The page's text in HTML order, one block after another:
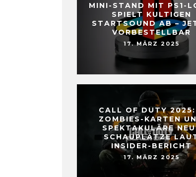
MINI-STAND MIT PS1-
SPIELT KULTIGEN
STARTSOUND AB –
VORBESTELLBAR
17. MÄRZ 2025
CALL OF DUTY
ZOMBIES-KARTEN
SPEKTAKULÄRE
SCHAUPLÄTZE
INSIDER-BERICHT
17. MÄRZ 2025